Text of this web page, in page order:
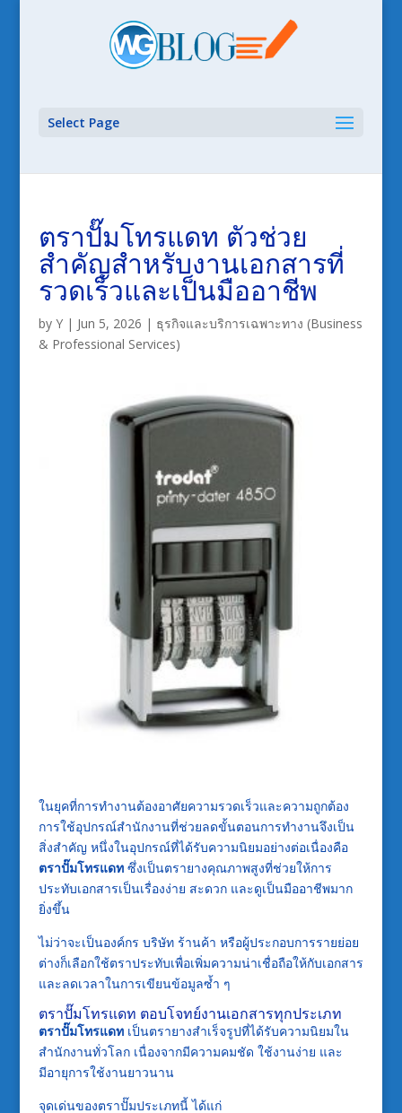
Select Page
ตราปั๊มโทรแดท ตัวช่วย
สำคัญสำหรับงานเอกสารที่
รวดเร็วและเป็นมืออาชีพ
by Y| Jun 5, 2026 | ธุรกิจและบริการเฉพาะทาง (Business
& Professional Services)
ในยุคที่การทำงานต้องอาศัยความรวดเร็วและความถูกต้อง
การใช้อุปกรณ์สำนักงานที่ช่วยลดขั้นตอนการทำงานจึงเป็น
สิ่งสำคัญ หนึ่งในอุปกรณ์ที่ได้รับความนิยมอย่างต่อเนื่องคือ
ตราปั๊มโทรแดทซึ่งเป็นตรายางคุณภาพสูงที่ช่วยให้การ
ประทับเอกสารเป็นเรื่องง่าย สะดวก และดูเป็นมืออาชีพมาก
ยิ่งขึ้น
ไม่ว่าจะเป็นองค์กร บริษัท ร้านค้า หรือผู้ประกอบการรายย่อย
ต่างก็เลือกใช้ตราประทับเพื่อเพิ่มความน่าเชื่อถือให้กับเอกสาร
และลดเวลาในการเขียนข้อมูลซ้ำ ๆ
ตราปั๊มโทรแดท ตอบโจทย์งานเอกสารทุกประเภท
ตราปั๊มโทรแดทเป็นตรายางสำเร็จรูปที่ได้รับความนิยมใน
สำนักงานทั่วโลก เนื่องจากมีความคมชัด ใช้งานง่าย และ
มีอายุการใช้งานยาวนาน
จุดเด่นของตราปั๊มประเภทนี้ ได้แก่